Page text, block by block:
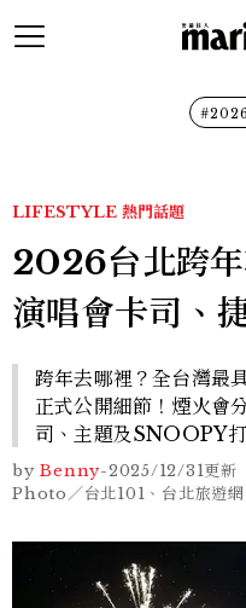
LIFESTYLE 熱門話題
2026台北跨年
演唱會卡司、
跨年去哪裡？全台灣最
正式公開細節！煙火會
司、主題及SNOOPY
by Benny-2025/12/31更新
Photo／台北101、台北旅遊網